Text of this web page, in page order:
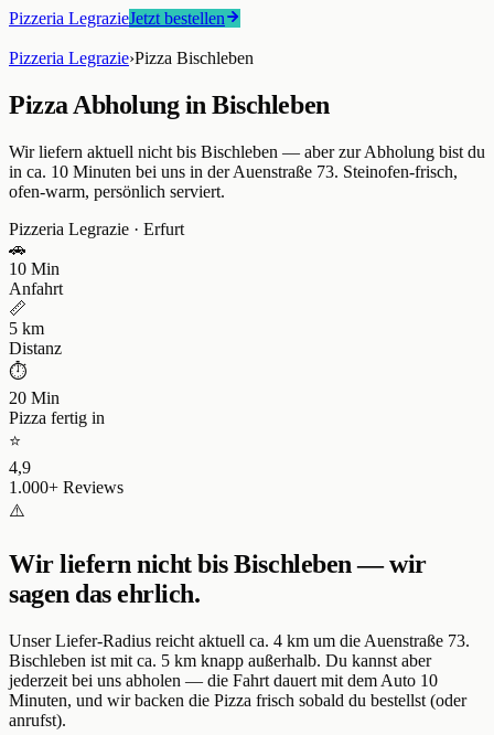
Pizzeria LegrazieJetzt bestellen
Pizzeria Legrazie›Pizza Bischleben
Pizza Abholung in Bischleben
Wir liefern aktuell nicht bis Bischleben — aber zur Abholung bist du
in ca. 10 Minuten bei uns in der Auenstraße 73. Steinofen-frisch,
ofen-warm, persönlich serviert.
Pizzeria Legrazie · Erfurt
🚗
10 Min
Anfahrt
📏
5 km
Distanz
⏱
20 Min
Pizza fertig in
⭐
4,9
1.000+ Reviews
⚠️
Wir liefern nicht bisBischleben— wir
sagen das ehrlich.
Unser Liefer-Radius reicht aktuell ca. 4 km um die Auenstraße 73.
Bischleben ist mit ca. 5 km knapp außerhalb. Du kannst aber
jederzeit bei uns abholen — die Fahrt dauert mit dem Auto 10
Minuten, und wir backen die Pizza frisch sobald du bestellst (oder
anrufst).